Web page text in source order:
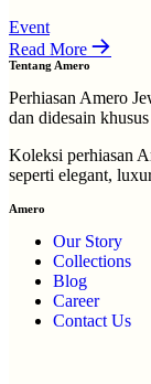
Event
Read More
Tentang Amero
Perhiasan Amero
dan didesain
Koleksi perhiasan
seperti elegant,
Amero
Our Story
Collections
Blog
Career
Contact Us